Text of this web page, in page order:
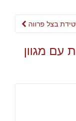
Post
בצל פרווה
עם מגוון